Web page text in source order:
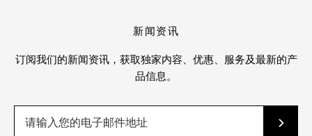
新闻资讯
订阅我们的新闻资讯，获取独家内容、优惠、服务及最新的产
品信息。